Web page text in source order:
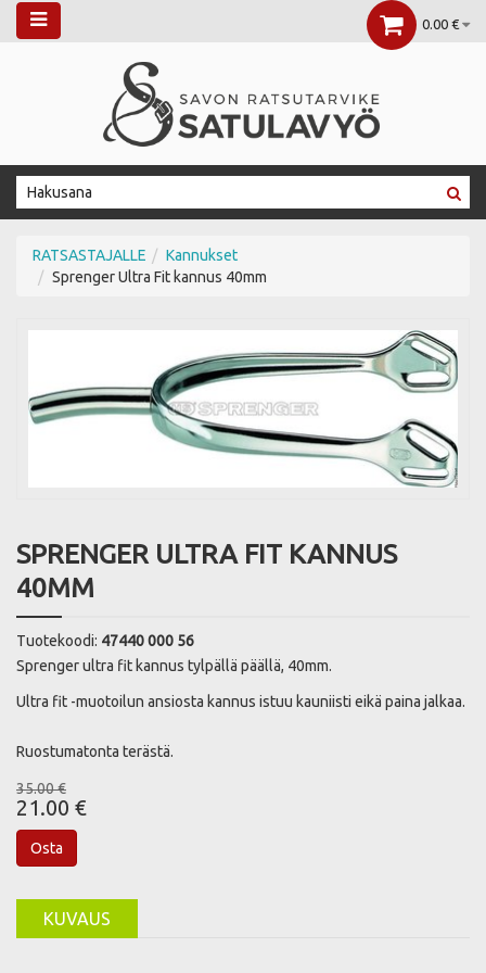
0.00 €
RATSASTAJALLE
Kannukset
Sprenger Ultra Fit kannus 40mm
SPRENGER ULTRA FIT KANNUS
40MM
Tuotekoodi: 47440 000 56
Sprenger ultra fit kannus tylpällä päällä, 40mm.
Ultra fit -muotoilun ansiosta kannus istuu kauniisti eikä paina jalkaa.
Ruostumatonta terästä.
35.00 €
21.00 €
Osta
KUVAUS